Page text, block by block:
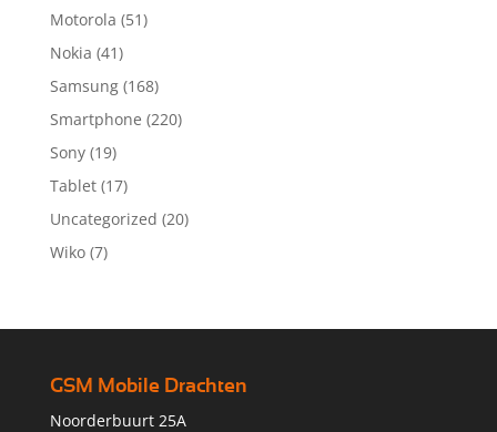
Motorola (51)
Nokia (41)
Samsung (168)
Smartphone (220)
Sony (19)
Tablet (17)
Uncategorized (20)
Wiko (7)
GSM Mobile Drachten
Noorderbuurt 25A